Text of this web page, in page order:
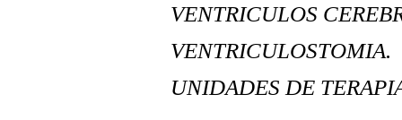
VENTRICULOS
VENTRICULOSTOMIA.
UNIDADES DE